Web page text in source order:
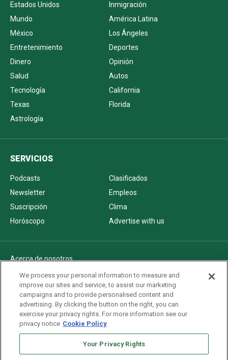
Estados Unidos
Inmigración
Mundo
América Latina
México
Los Ángeles
Entretenimiento
Deportes
Dinero
Opinión
Salud
Autos
Tecnología
California
Texas
Florida
Astrología
SERVICIOS
Podcasts
Clasificados
Newsletter
Empleos
Suscripción
Clima
Horóscopo
Advertise with us
Acerca de nosotros
Politica de privacidad
Pautas Editoriales
AdChoices
Advertise with us
Newsletters
We process your personal information to measure and
improve our sites and service, to assist our marketing
campaigns and to provide personalised content and
advertising. By clicking the button on the right, you can
exercise your privacy rights. For more information see our
privacy notice Cookie Policy
Your Privacy Rights